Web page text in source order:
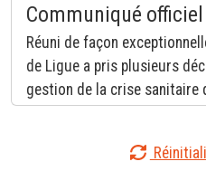
Communiqué officiel
Réuni de façon
de Ligue a pris plusieurs
gestion de la crise sanitaire